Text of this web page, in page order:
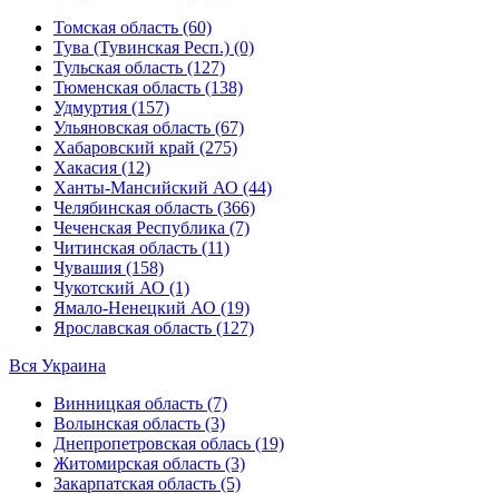
Томская область (60)
Тува (Тувинская Респ.) (0)
Тульская область (127)
Тюменская область (138)
Удмуртия (157)
Ульяновская область (67)
Хабаровский край (275)
Хакасия (12)
Ханты-Мансийский АО (44)
Челябинская область (366)
Чеченская Республика (7)
Читинская область (11)
Чувашия (158)
Чукотский АО (1)
Ямало-Ненецкий АО (19)
Ярославская область (127)
Вся Украина
Винницкая область (7)
Волынская область (3)
Днепропетровская облась (19)
Житомирская область (3)
Закарпатская область (5)